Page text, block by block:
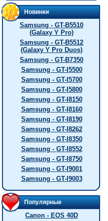
Новинки
Samsung - GT-B5510
(Galaxy Y Pro)
Samsung - GT-B5512
(Galaxy Y Pro Duos)
Samsung - GT-B7350
Samsung - GT-I5500
Samsung - GT-I5700
Samsung - GT-I5800
Samsung - GT-I8150
Samsung - GT-I8160
Samsung - GT-I8190
Samsung - GT-I8262
Samsung - GT-I8350
Samsung - GT-I8552
Samsung - GT-I8750
Samsung - GT-I9001
Samsung - GT-I9003
Популярные
Canon - EOS 40D